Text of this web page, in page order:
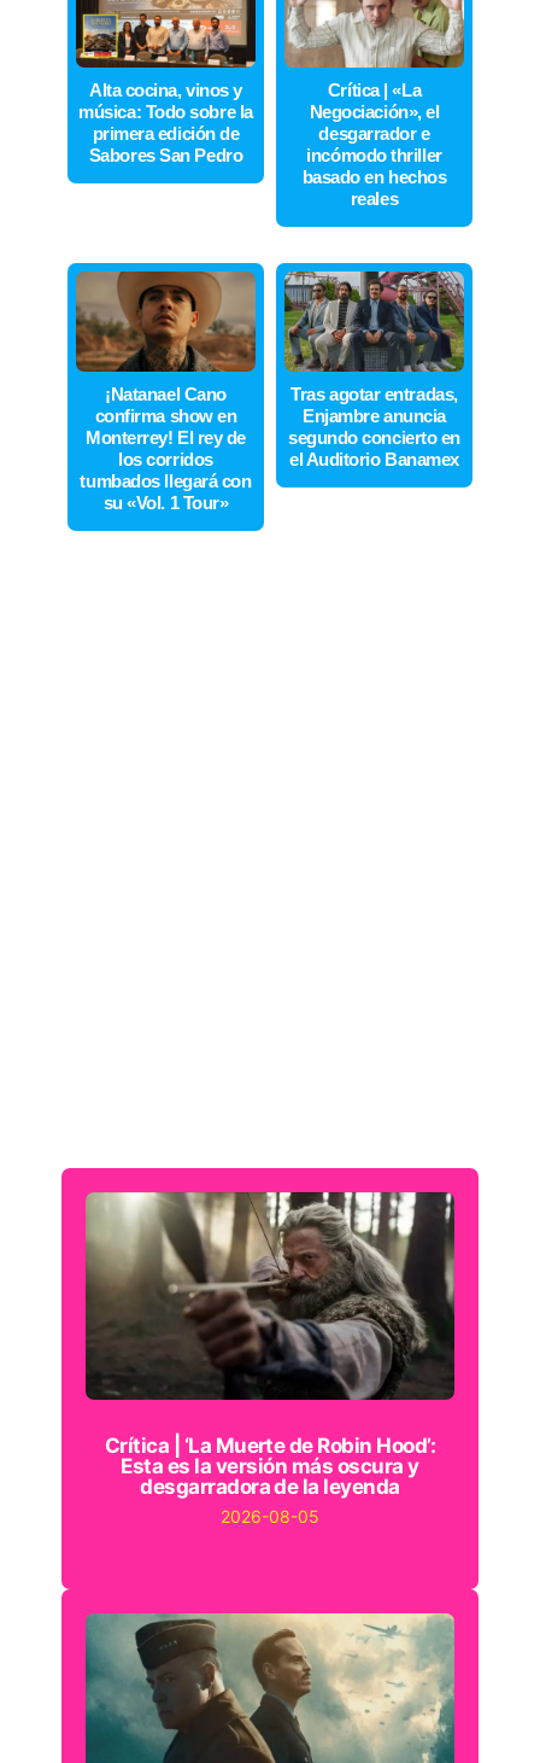
Alta cocina, vinos y
música: Todo sobre la
primera edición de
Sabores San Pedro
Crítica | «La
Negociación», el
desgarrador e
incómodo thriller
basado en hechos
reales
¡Natanael Cano
confirma show en
Monterrey! El rey de
los corridos
tumbados llegará con
su «Vol. 1 Tour»
Tras agotar entradas,
Enjambre anuncia
segundo concierto en
el Auditorio Banamex
Crítica | ‘La Muerte de Robin Hood’:
Esta es la versión más oscura y
desgarradora de la leyenda
2026-08-05